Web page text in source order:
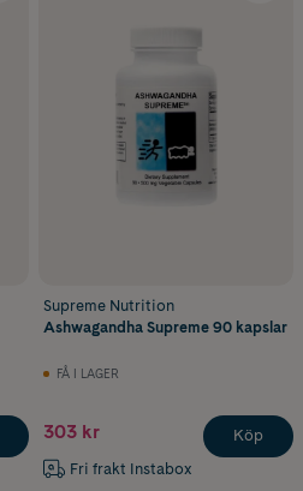
Supreme Nutrition
Ashwagandha Supreme 90 kapslar
FÅ I LAGER
303 kr
Fri frakt Instabox
Köp